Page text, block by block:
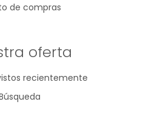
de compras
oferta
recientemente